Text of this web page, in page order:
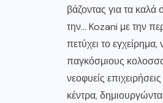
βάζοντας για τα καλά
την… Kozani με την
πετύχει το
παγκόσμιους
νεοφυείς
κέντρα,